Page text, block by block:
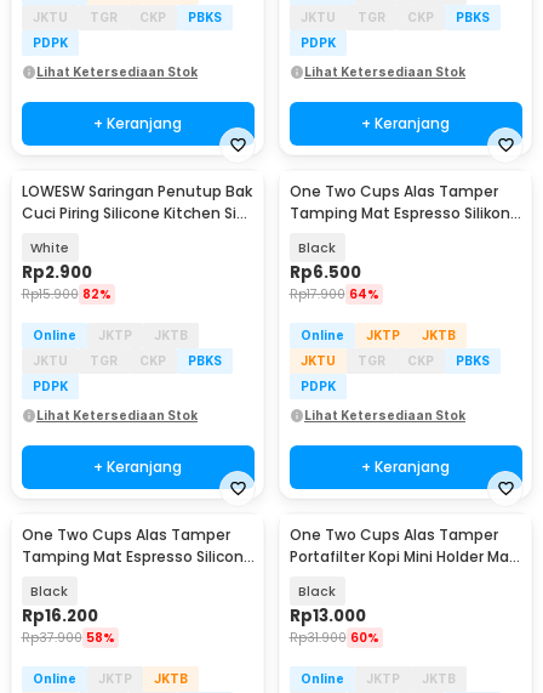
JKTU
TGR CKP
PBKS
PDPK
Lihat Ketersediaan Stok
+ Keranjang
JKTU
TGR CKP
PBKS
PDPK
Lihat Ketersediaan Stok
+ Keranjang
LOWESW Saringan Penutup Bak
Cuci Piring Silicone Kitchen Sink
White
Rp2.900
Rp15.900 82%
Online JKTP
JKTB
JKTU
TGR CKP
PBKS
PDPK
Lihat Ketersediaan Stok
+ Keranjang
One Two Cups Alas Tamper
Tamping Mat Espresso Silikon
Black
Rp6.500
Rp17.900 64%
Online JKTP
JKTB
JKTU
TGR CKP
PBKS
PDPK
Lihat Ketersediaan Stok
+ Keranjang
One Two Cups Alas Tamper
Tamping Mat Espresso Silicone
Black
Rp16.200
Rp37.900 58%
Online JKTP
JKTB
One Two Cups Alas Tamper
Portafilter Kopi Mini Holder Mat
Black
Rp13.000
Rp31.900 60%
Online JKTP
JKTB